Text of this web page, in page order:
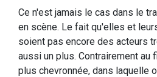
Ce n'est jamais le cas dans le
en scène. Le fait qu'elles et
soient pas encore des acteurs
aussi un plus. Contrairement au
plus chevronnée, dans laquelle